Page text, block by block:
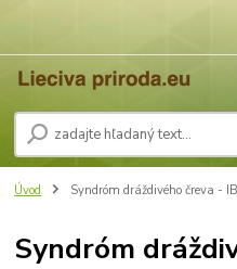
Úvod Syndróm dráždivého čreva -
Syndróm